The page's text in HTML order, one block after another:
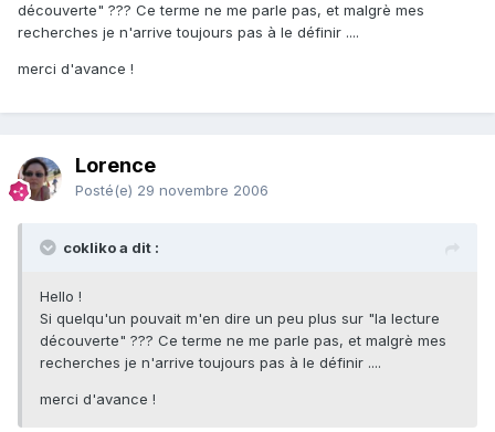
découverte" ??? Ce terme ne me parle pas, et malgrè mes
recherches je n'arrive toujours pas à le définir ....
merci d'avance !
Lorence
Posté(e) 29 novembre 2006
cokliko a dit :
Hello !
Si quelqu'un pouvait m'en dire un peu plus sur "la lecture
découverte" ??? Ce terme ne me parle pas, et malgrè mes
recherches je n'arrive toujours pas à le définir ....
merci d'avance !